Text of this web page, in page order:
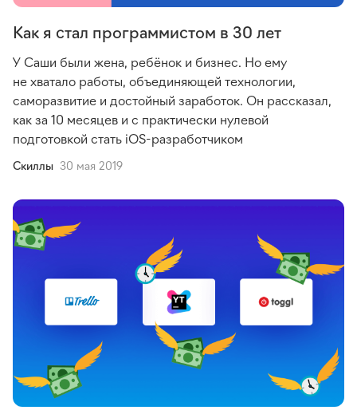
Как я стал программистом в 30 лет
У Саши были жена, ребёнок и бизнес. Но ему
не хватало работы, объединяющей технологии,
саморазвитие и достойный заработок. Он рассказал,
как за 10 месяцев и с практически нулевой
подготовкой стать iOS-разработчиком
Cкиллы 30 мая 2019